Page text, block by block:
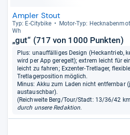
Ampler Stout
Typ: E-​City­bike Motor-​Typ:
Wh
„gut“ (717 von 1000 Punkten)
Plus: unauffälliges Design (Heckantrieb,
wird per App geregelt); extrem leicht für
leicht zu fahren; Exzenter-Tretlager,
Tretlagerposition möglich.
Minus: Akku zum Laden nicht entfernbar
austauschbar).
(Reichweite Berg/Tour/Stadt: 13/36/42
durch unsere Redaktion.